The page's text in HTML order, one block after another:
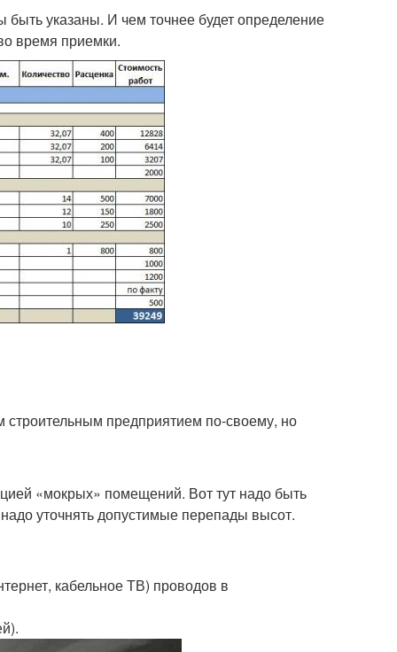
указаны. И чем точнее будет определение
время приемки.
строительным предприятием по-своему, но
«мокрых» помещений. Вот тут надо быть
уточнять допустимые перепады высот.
кабельное ТВ) проводов в